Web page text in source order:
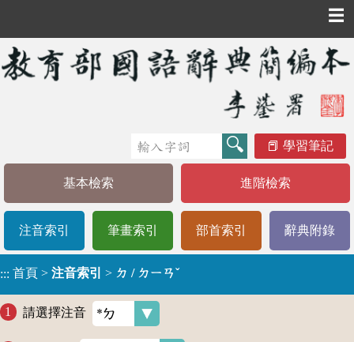
☰
學習筆記
基本檢索 進階檢索
注音索引 筆畫索引 部首索引 辭典附錄
::: 首頁 > 注音索引 > ㄉ / ㄉㄧㄢˇ
請選擇注音